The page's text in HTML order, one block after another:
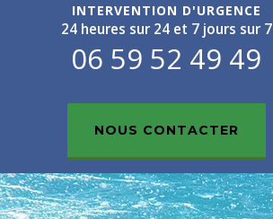
INTERVENTION D'URGENCE
24 heures sur 24 et 7 jours sur 7
06 59 52 49 49
NOUS CONTACTER